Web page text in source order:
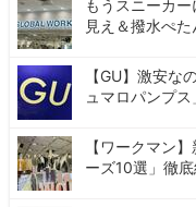
もうスニーカ
見え＆撥水ぺ
【GU】激安な
ュマロパンプ
【ワークマン
ーズ10選」徹